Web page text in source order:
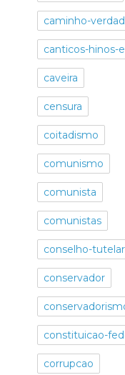
caminho-
canticos-hinos-
caveira
censura
coitadismo
comunismo
comunista
comunistas
conselho-tutelar
conservador
constituicao-
corrupcao